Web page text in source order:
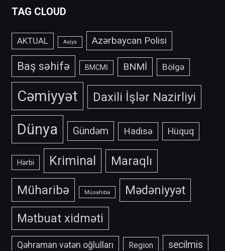
TAG CLOUD
AKTUAL Asiya Azərbaycan Polisi
Baş səhifə BMCMİ BNMİ Bölgə
Cəmiyyət Daxili İşlər Nazirliyi
Dünya Gündəm Hadisə Hüquq
Hərbi Kriminal Maraqlı
Müharibə Müsahibə
Mədəniyyət
Mətbuat xidməti
Qəhraman vətən oğlulları Region secilmis